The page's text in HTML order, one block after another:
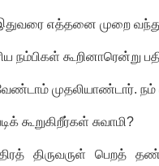
எத்தனை முறை
நம்பிகள் கூறினாரென்று
முதலியாண்டார். நம்
கூறுகிறீர்கள் சுவாமி?
திருவருள் பெறத்